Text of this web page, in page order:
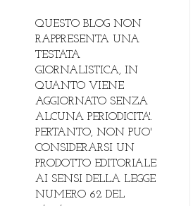
QUESTO BLOG NON
RAPPRESENTA UNA
TESTATA
GIORNALISTICA, IN
QUANTO VIENE
AGGIORNATO SENZA
ALCUNA PERIODICITA'.
PERTANTO, NON PUO'
CONSIDERARSI UN
PRODOTTO EDITORIALE
AI SENSI DELLA LEGGE
NUMERO 62 DEL